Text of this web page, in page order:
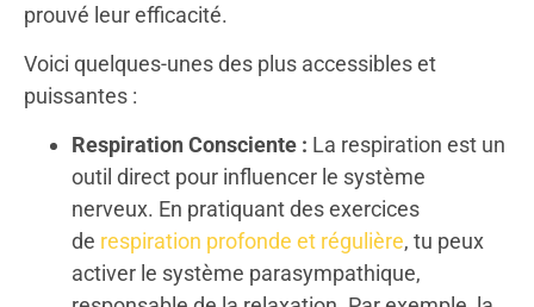
prouvé leur efficacité.
Voici quelques-unes des plus accessibles et
puissantes :
Respiration Consciente : La respiration est un
outil direct pour influencer le système
nerveux. En pratiquant des exercices
de respiration profonde et régulière, tu peux
activer le système parasympathique,